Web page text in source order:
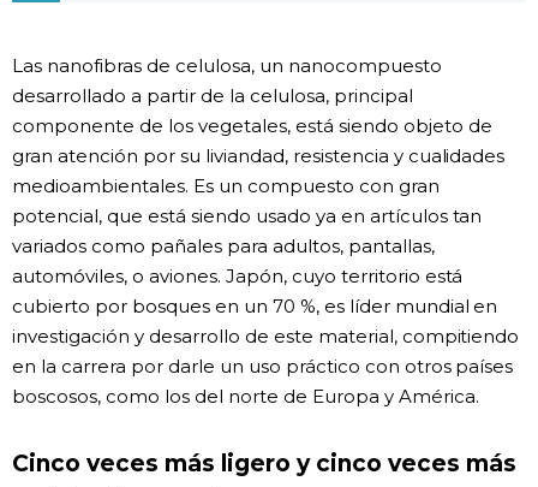
Más
Noticias
Datos de Japón
Fragmentos de Japón
Gente
Las nanofibras de celulosa, un nanocompuesto
desarrollado a partir de la celulosa, principal
componente de los vegetales, está siendo objeto de
gran atención por su liviandad, resistencia y cualidades
medioambientales. Es un compuesto con gran
potencial, que está siendo usado ya en artículos tan
variados como pañales para adultos, pantallas,
automóviles, o aviones. Japón, cuyo territorio está
cubierto por bosques en un 70 %, es líder mundial en
investigación y desarrollo de este material, compitiendo
en la carrera por darle un uso práctico con otros países
boscosos, como los del norte de Europa y América.
Cinco veces más ligero y cinco veces más